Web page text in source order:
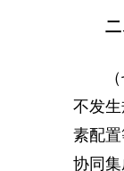
不发
素配
协同